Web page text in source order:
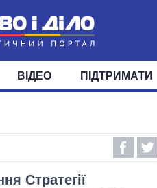
СВІТ
ОКРУГИ
ВІДЕО ПІДТРИМАТИ
Стратегії